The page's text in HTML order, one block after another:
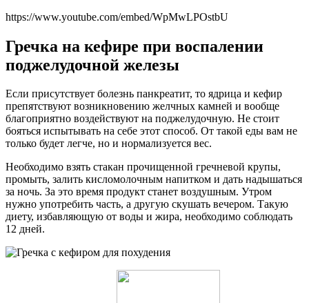
https://www.youtube.com/embed/WpMwLPOstbU
Гречка на кефире при воспалении
поджелудочной железы
Если присутствует болезнь панкреатит, то ядрица и кефир
препятствуют возникновению желчных камней и вообще
благоприятно воздействуют на поджелудочную. Не стоит
бояться испытывать на себе этот способ. От такой еды вам не
только будет легче, но и нормализуется вес.
Необходимо взять стакан прочищенной гречневой крупы,
промыть, залить кисломолочным напитком и дать надышаться
за ночь. За это время продукт станет воздушным. Утром
нужно употребить часть, а другую скушать вечером. Такую
диету, избавляющую от воды и жира, необходимо соблюдать
12 дней.